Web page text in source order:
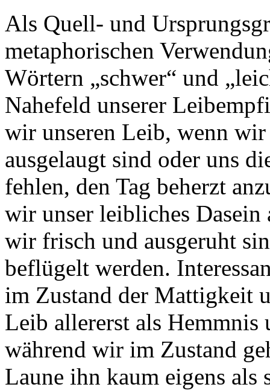
Als Quell- und
metaphorischen
Wörtern „schwer“ und
Nahefeld unserer
wir unseren Leib, wenn
ausgelaugt sind oder uns
fehlen, den Tag beherzt
wir unser leibliches Dasein
wir frisch und ausgeruht
beflügelt werden.
im Zustand der Mattigkeit
Leib allererst als Hemmnis
während wir im Zustand
Laune ihn kaum eigens als